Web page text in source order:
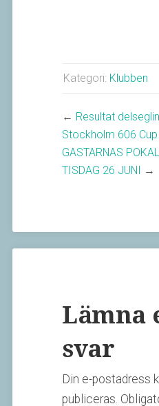
Kategori: Klubben
← Resultat
Stockholm 606 Cup
GASTARNAS
TISDAG 26 JUNI →
Lämna
svar
Din e-postadress
publiceras.